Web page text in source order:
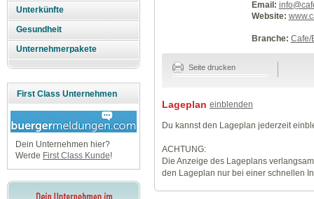
Unterkünfte
Gesundheit
Unternehmerpakete
First Class Unternehmen
Dein Unternehmen hier?
Werde First Class Kunde!
Email:
Website:
Branche: Cafe/
Seite drucken
Lageplan einblenden
Du kannst den Lageplan jederzeit
ACHTUNG:
Die Anzeige des Lageplans
den Lageplan nur bei einer schnellen